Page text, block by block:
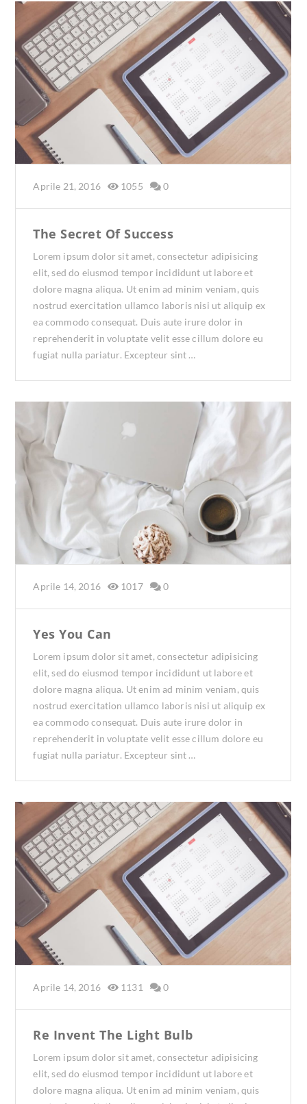
Aprile 21, 2016 1055 0
The Secret Of Success
Lorem ipsum dolor sit amet, consectetur adipisicing
elit, sed do eiusmod tempor incididunt ut labore et
dolore magna aliqua. Ut enim ad minim veniam, quis
nostrud exercitation ullamco laboris nisi ut aliquip ex
ea commodo consequat. Duis aute irure dolor in
reprehenderit in voluptate velit esse cillum dolore eu
fugiat nulla pariatur. Excepteur sint …
Aprile 14, 2016 1017 0
Yes You Can
Lorem ipsum dolor sit amet, consectetur adipisicing
elit, sed do eiusmod tempor incididunt ut labore et
dolore magna aliqua. Ut enim ad minim veniam, quis
nostrud exercitation ullamco laboris nisi ut aliquip ex
ea commodo consequat. Duis aute irure dolor in
reprehenderit in voluptate velit esse cillum dolore eu
fugiat nulla pariatur. Excepteur sint …
Aprile 14, 2016 1131 0
Re Invent The Light Bulb
Lorem ipsum dolor sit amet, consectetur adipisicing
elit, sed do eiusmod tempor incididunt ut labore et
dolore magna aliqua. Ut enim ad minim veniam, quis